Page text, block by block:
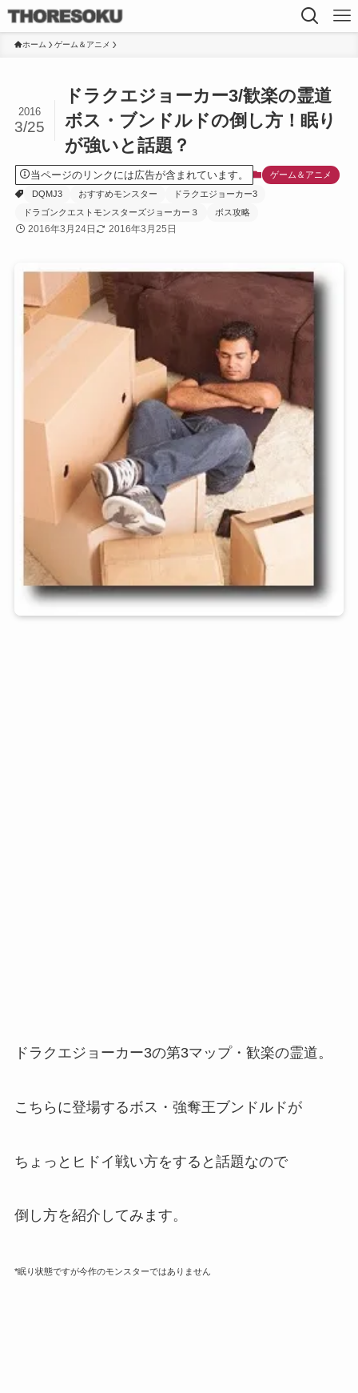
ホーム ゲーム＆アニメ
ドラクエジョーカー3/歓楽の霊道
ボス・ブンドルドの倒し方！眠り
が強いと話題？
2016
3/25
当ページのリンクには広告が含まれています。
ゲーム＆アニメ
DQMJ3
おすすめモンスター
ドラクエジョーカー3
ドラゴンクエストモンスターズジョーカー３
ボス攻略
2016年3月24日 2016年3月25日
ドラクエジョーカー3の第3マップ・歓楽の霊道。
こちらに登場するボス・強奪王ブンドルドが
ちょっとヒドイ戦い方をすると話題なので
倒し方を紹介してみます。
*眠り状態ですが今作のモンスターではありません